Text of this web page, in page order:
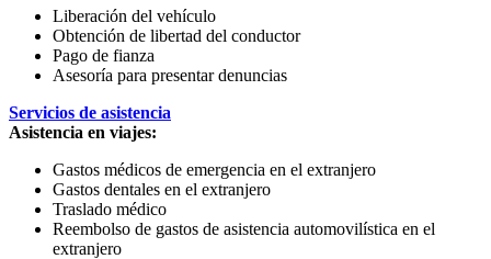
Liberación del vehículo
Obtención de libertad del conductor
Pago de fianza
Asesoría para presentar denuncias
Servicios de asistencia
Asistencia en viajes:
Gastos médicos de emergencia en el extranjero
Gastos dentales en el extranjero
Traslado médico
Reembolso de gastos de asistencia automovilística en el
extranjero